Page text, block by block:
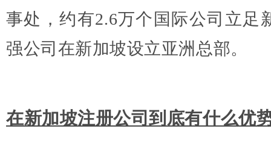
事处，约有2.6万个国际公司立足
强公司在新加坡设立亚洲总部。
在新加坡注册公司到底有什么优